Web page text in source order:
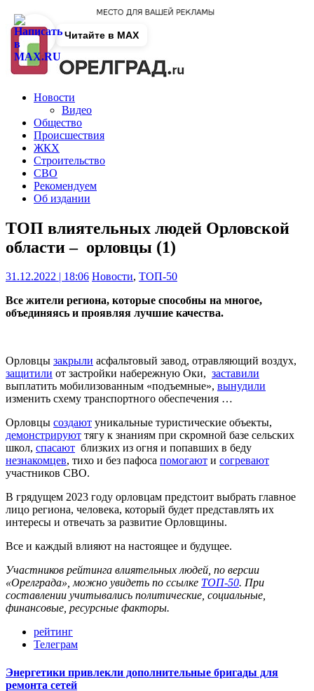
Новости
Видео
Общество
Происшествия
ЖКХ
Строительство
СВО
Рекомендуем
Об издании
ТОП влиятельных людей Орловской
области – орловцы (1)
31.12.2022 | 18:06 Новости, ТОП-50
Все жители региона, которые способны на многое,
объединяясь и проявляя лучшие качества.
Орловцы закрыли асфальтовый завод, отравляющий воздух,
защитили от застройки набережную Оки, заставили
выплатить мобилизованным «подъемные», вынудили
изменить схему транспортного обеспечения …
Орловцы создают уникальные туристические объекты,
демонстрируют тягу к знаниям при скромной базе сельских
школ, спасают близких из огня и попавших в беду
незнакомцев, тихо и без пафоса помогают и согревают
участников СВО.
В грядущем 2023 году орловцам предстоит выбрать главное
лицо региона, человека, который будет представлять их
интересы и отвечать за развитие Орловщины.
Все и каждый влияют на настоящее и будущее.
Участников рейтинга влиятельных людей, по версии
«Орелграда», можно увидеть по ссылке ТОП-50. При
составлении учитывались политические, социальные,
финансовые, ресурсные факторы.
рейтинг
Телеграм
Энергетики привлекли дополнительные бригады для
ремонта сетей
Читайте в MAX